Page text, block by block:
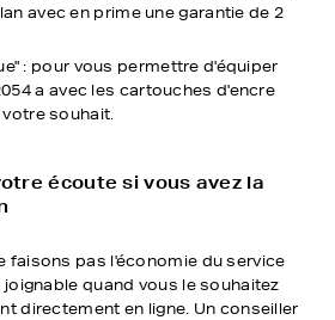
avec en prime une garantie de 2
: pour vous permettre d'équiper
a avec les cartouches d'encre
souhait.
écoute si vous avez la
faisons pas l'économie du service
quand vous le souhaitez
directement en ligne. Un conseiller